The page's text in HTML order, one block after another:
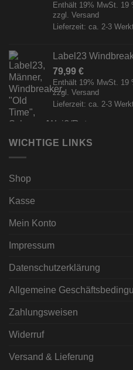
Enthält 19% MwSt. 19
zzgl. Versand
Lieferzeit: ca. 2-3
Label23
79,99 €
Enthält 19% MwSt. 19
zzgl. Versand
Lieferzeit: ca. 2-3
WICHTIGE LINKS
Shop
Kasse
Mein Konto
Impressum
Datenschutzerklärung
Allgemeine
Zahlungsweisen
Widerruf
Versand & Lieferung